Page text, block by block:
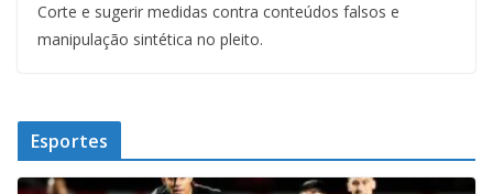
Corte e sugerir medidas contra conteúdos falsos e
manipulação sintética no pleito.
Esportes